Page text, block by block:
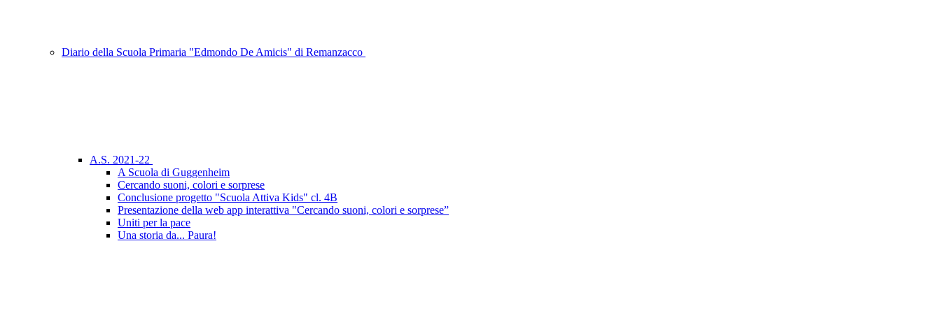
Diario della Scuola Primaria "Edmondo De Amicis" di Remanzacco
A.S. 2021-22
A Scuola di Guggenheim
Cercando suoni, colori e sorprese
Conclusione progetto "Scuola Attiva Kids" cl. 4B
Presentazione della web app interattiva "Cercando suoni, colori e sorprese”
Uniti per la pace
Una storia da... Paura!